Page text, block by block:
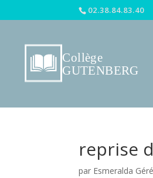
02.38.84.83.40
reprise
par Esmeralda